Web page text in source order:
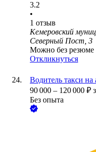
3.2
•
1 отзыв
Кемеровский
Северный Пост, 3
Можно без резюме
Откликнуться
Водитель такси на
90 000 – 120 000 ₽
Без опыта